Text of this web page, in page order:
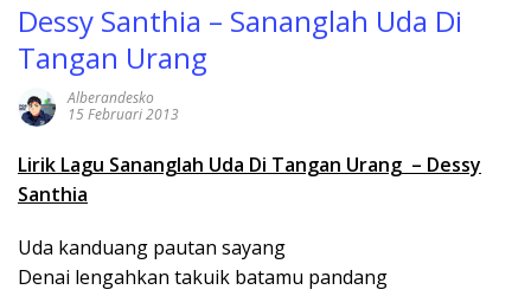
Dessy Santhia – Sananglah Uda Di
Tangan Urang
Alberandesko
15 Februari 2013
Lirik Lagu Sananglah Uda Di Tangan Urang – Dessy
Santhia
Uda kanduang pautan sayang
Denai lengahkan takuik batamu pandang